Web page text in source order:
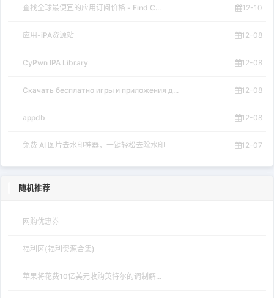
查找全球最便宜的应用订阅价格 - Find C... 12-10
应用-iPA资源站 12-08
CyPwn IPA Library 12-08
Скачать бесплатно игры и приложения д... 12-08
appdb 12-08
免费 AI 图片去水印神器，一键轻松去除水印 12-07
随机推荐
网购优惠券
福利区(福利资源合集)
苹果将花费10亿美元收购英特尔的调制解...